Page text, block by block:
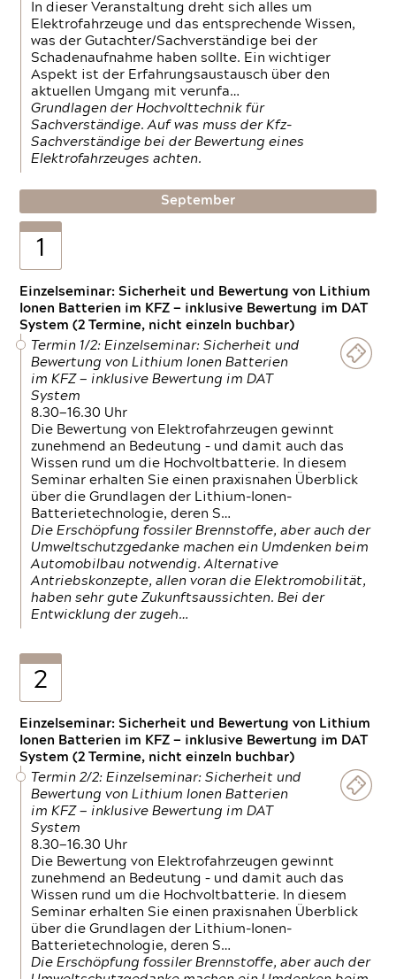
In dieser Veranstaltung dreht sich alles um
Elektrofahrzeuge und das entsprechende Wissen,
was der Gutachter/Sachverständige bei der
Schadenaufnahme haben sollte. Ein wichtiger
Aspekt ist der Erfahrungsaustausch über den
aktuellen Umgang mit verunfa…
Grundlagen der Hochvolttechnik für
Sachverständige. Auf was muss der Kfz-
Sachverständige bei der Bewertung eines
Elektrofahrzeuges achten.
September
1
Einzelseminar: Sicherheit und Bewertung von Lithium
Ionen Batterien im KFZ — inklusive Bewertung im DAT
System (2 Termine, nicht einzeln buchbar)
Termin 1/2: Einzelseminar: Sicherheit und
Bewertung von Lithium Ionen Batterien
im KFZ — inklusive Bewertung im DAT
System
8.30—16.30 Uhr
Die Bewertung von Elektrofahrzeugen gewinnt
zunehmend an Bedeutung – und damit auch das
Wissen rund um die Hochvoltbatterie. In diesem
Seminar erhalten Sie einen praxisnahen Überblick
über die Grundlagen der Lithium-Ionen-
Batterietechnologie, deren S…
Die Erschöpfung fossiler Brennstoffe, aber auch der
Umweltschutzgedanke machen ein Umdenken beim
Automobilbau notwendig. Alternative
Antriebskonzepte, allen voran die Elektromobilität,
haben sehr gute Zukunftsaussichten. Bei der
Entwicklung der zugeh…
2
Einzelseminar: Sicherheit und Bewertung von Lithium
Ionen Batterien im KFZ — inklusive Bewertung im DAT
System (2 Termine, nicht einzeln buchbar)
Termin 2/2: Einzelseminar: Sicherheit und
Bewertung von Lithium Ionen Batterien
im KFZ — inklusive Bewertung im DAT
System
8.30—16.30 Uhr
Die Bewertung von Elektrofahrzeugen gewinnt
zunehmend an Bedeutung – und damit auch das
Wissen rund um die Hochvoltbatterie. In diesem
Seminar erhalten Sie einen praxisnahen Überblick
über die Grundlagen der Lithium-Ionen-
Batterietechnologie, deren S…
Die Erschöpfung fossiler Brennstoffe, aber auch der